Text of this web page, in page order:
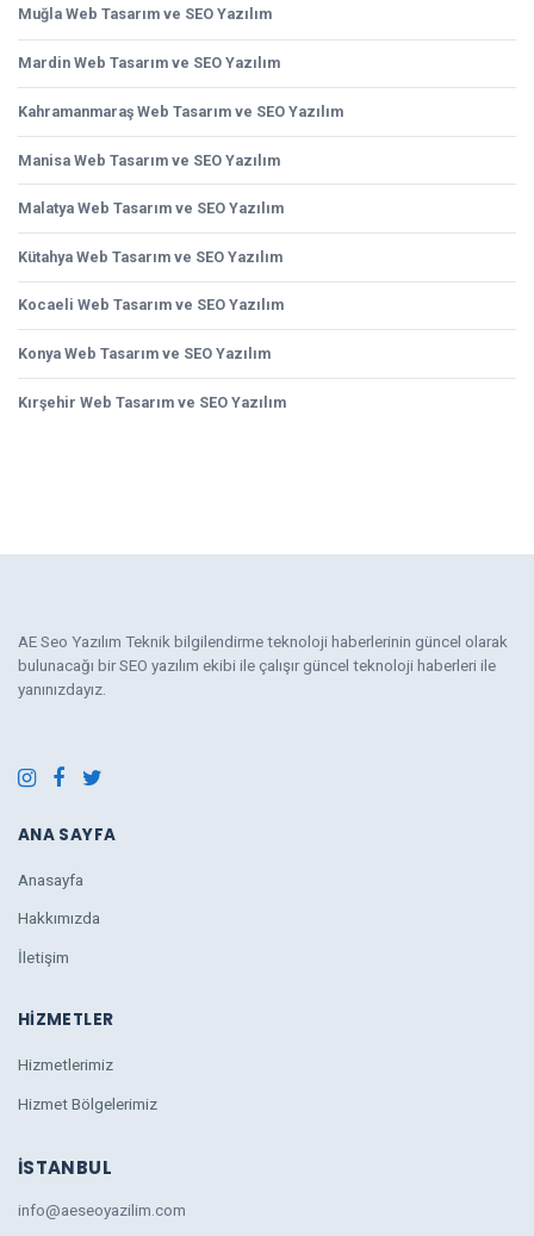
Muğla Web Tasarım ve SEO Yazılım
Mardin Web Tasarım ve SEO Yazılım
Kahramanmaraş Web Tasarım ve SEO Yazılım
Manisa Web Tasarım ve SEO Yazılım
Malatya Web Tasarım ve SEO Yazılım
Kütahya Web Tasarım ve SEO Yazılım
Kocaeli Web Tasarım ve SEO Yazılım
Konya Web Tasarım ve SEO Yazılım
Kırşehir Web Tasarım ve SEO Yazılım
AE Seo Yazılım Teknik bilgilendirme teknoloji haberlerinin güncel olarak
bulunacağı bir SEO yazılım ekibi ile çalışır güncel teknoloji haberleri ile
yanınızdayız.
ANA SAYFA
Anasayfa
Hakkımızda
İletişim
HIZMETLER
Hizmetlerimiz
Hizmet Bölgelerimiz
İSTANBUL
info@aeseoyazilim.com